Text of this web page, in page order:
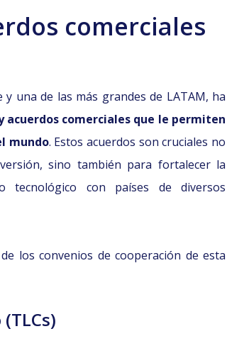
comerciales
una de las más grandes de LATAM, ha
comerciales que le permiten
mundo. Estos acuerdos son cruciales no
sino también para fortalecer la
tecnológico con países de diversos
los convenios de cooperación de esta